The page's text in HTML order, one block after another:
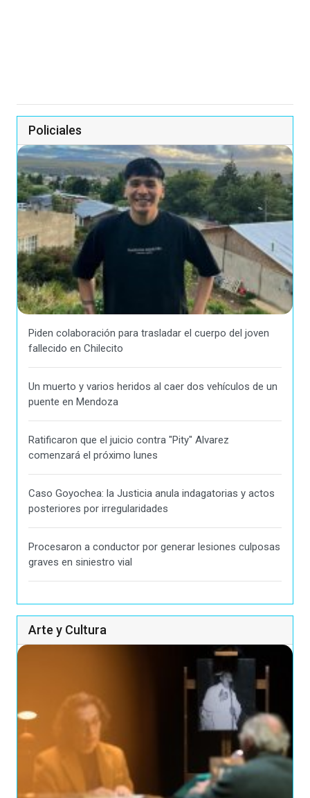
Policiales
Piden colaboración para trasladar el cuerpo del joven
fallecido en Chilecito
Un muerto y varios heridos al caer dos vehículos de un
puente en Mendoza
Ratificaron que el juicio contra "Pity" Alvarez
comenzará el próximo lunes
Caso Goyochea: la Justicia anula indagatorias y actos
posteriores por irregularidades
Procesaron a conductor por generar lesiones culposas
graves en siniestro vial
Arte y Cultura